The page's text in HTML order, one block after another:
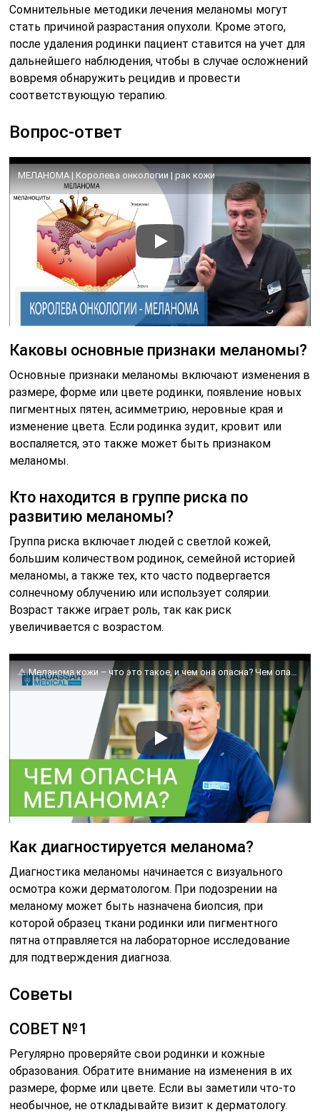
Сомнительные методики лечения меланомы могут
стать причиной разрастания опухоли. Кроме этого,
после удаления родинки пациент ставится на учет для
дальнейшего наблюдения, чтобы в случае осложнений
вовремя обнаружить рецидив и провести
соответствующую терапию.
Вопрос-ответ
МЕЛАНОМА | Королева онкологии | рак кожи
Каковы основные признаки меланомы?
Основные признаки меланомы включают изменения в
размере, форме или цвете родинки, появление новых
пигментных пятен, асимметрию, неровные края и
изменение цвета. Если родинка зудит, кровит или
воспаляется, это также может быть признаком
меланомы.
Кто находится в группе риска по
развитию меланомы?
Группа риска включает людей с светлой кожей,
большим количеством родинок, семейной историей
меланомы, а также тех, кто часто подвергается
солнечному облучению или использует солярии.
Возраст также играет роль, так как риск
увеличивается с возрастом.
Как диагностируется меланома?
Диагностика меланомы начинается с визуального
осмотра кожи дерматологом. При подозрении на
меланому может быть назначена биопсия, при
которой образец ткани родинки или пигментного
пятна отправляется на лабораторное исследование
для подтверждения диагноза.
Советы
СОВЕТ №1
Регулярно проверяйте свои родинки и кожные
образования. Обратите внимание на изменения в их
размере, форме или цвете. Если вы заметили что-то
необычное, не откладывайте визит к дерматологу.